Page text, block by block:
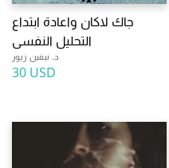
جاك لاكان واعادة ابتداع
التحليل النفسى
د. نيفين زيور
30 USD